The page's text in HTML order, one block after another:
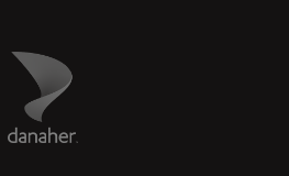
Danaher Logo